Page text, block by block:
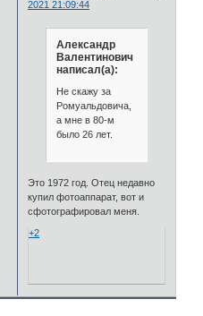
2021 21:09:44
Александр
Валентинович
написал(а):
Не скажу за
Ромуальдовича,
а мне в 80-м
было 26 лет.
Это 1972 год. Отец недавно
купил фотоаппарат, вот и
сфотографировал меня.
+2